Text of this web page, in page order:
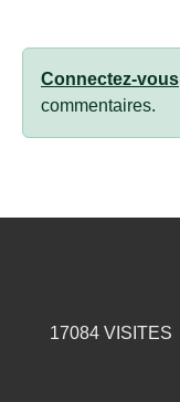
Connectez-vous
commentaires.
17084VISITES